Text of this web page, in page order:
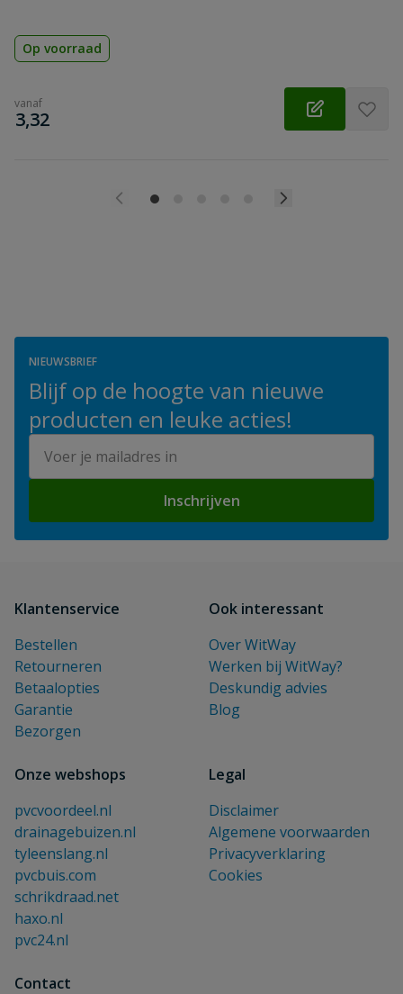
Op voorraad
vanaf
€
3,32
NIEUWSBRIEF
Blijf op de hoogte van nieuwe
producten en leuke acties!
Inschrijven
Klantenservice
Bestellen
Retourneren
Betaalopties
Garantie
Bezorgen
Ook interessant
Over WitWay
Werken bij WitWay?
Deskundig advies
Blog
Onze webshops
pvcvoordeel.nl
drainagebuizen.nl
tyleenslang.nl
pvcbuis.com
schrikdraad.net
haxo.nl
pvc24.nl
Legal
Disclaimer
Algemene voorwaarden
Privacyverklaring
Cookies
Contact